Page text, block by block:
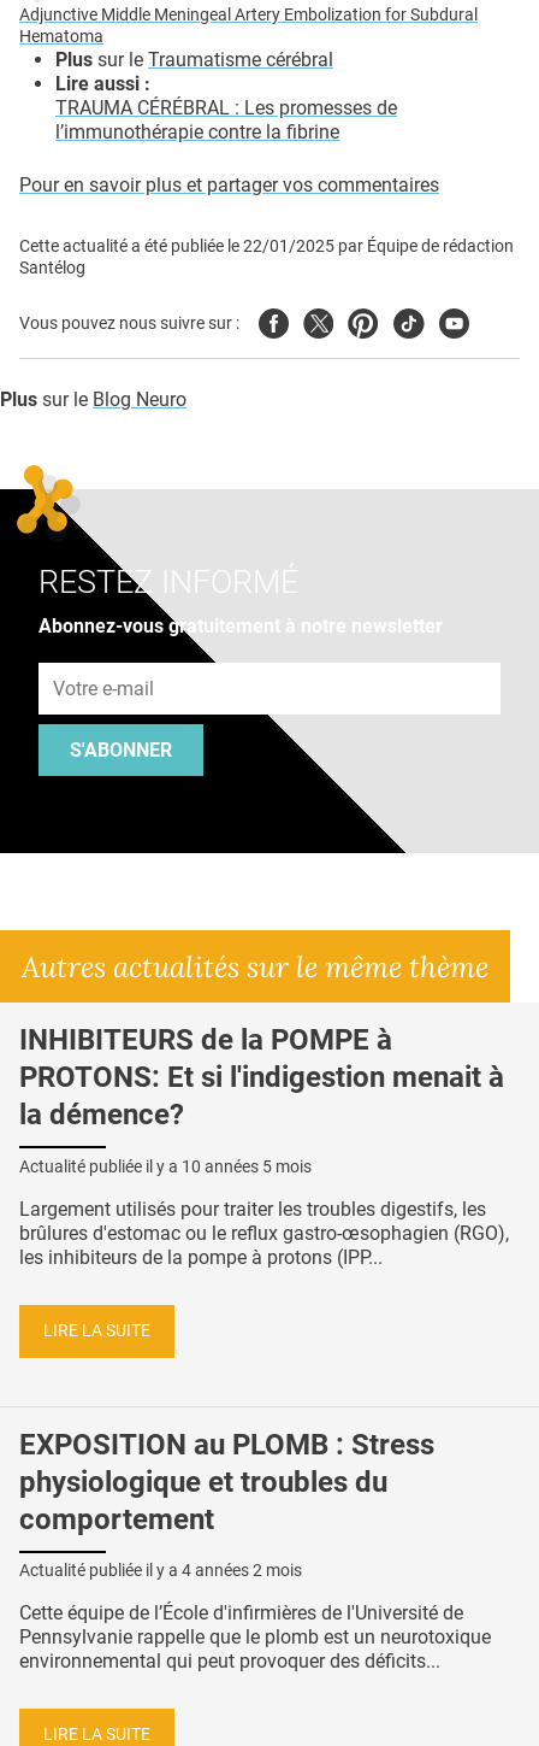
Adjunctive Middle Meningeal Artery Embolization for Subdural
Hematoma
Plus sur le Traumatisme cérébral
Lire aussi :
TRAUMA CÉRÉBRAL : Les promesses de
l’immunothérapie contre la fibrine
Pour en savoir plus et partager vos commentaires
Cette actualité a été publiée le22/01/2025 par Équipe de rédaction
Santélog
Vous pouvez nous suivre sur : FacebookTwitterPinterest
TiktokYoutube
Plus sur le Blog Neuro
RESTEZ INFORMÉ
Abonnez-vous gratuitement à notre newsletter
S'ABONNER
Autres actualités sur le même thème
INHIBITEURS de la POMPE à
PROTONS: Et si l'indigestion menait à
la démence?
Actualité publiée il y a 10 années 5 mois
Largement utilisés pour traiter les troubles digestifs, les
brûlures d'estomac ou le reflux gastro-œsophagien (RGO),
les inhibiteurs de la pompe à protons (IPP...
LIRE LA SUITE
EXPOSITION au PLOMB : Stress
physiologique et troubles du
comportement
Actualité publiée il y a 4 années 2 mois
Cette équipe de l’École d'infirmières de l'Université de
Pennsylvanie rappelle que le plomb est un neurotoxique
environnemental qui peut provoquer des déficits...
LIRE LA SUITE